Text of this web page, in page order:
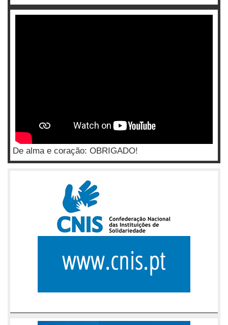
De alma e coração: OBRIGADO!